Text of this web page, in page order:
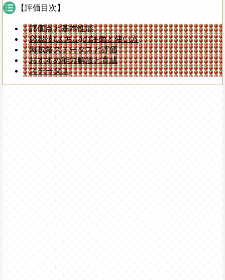
【評価目次】
評価点と基本性能
必殺技(スキル)の評価と使い方
海賊祭ステータスと評価
おすすめ能力解放と育成
ステータス